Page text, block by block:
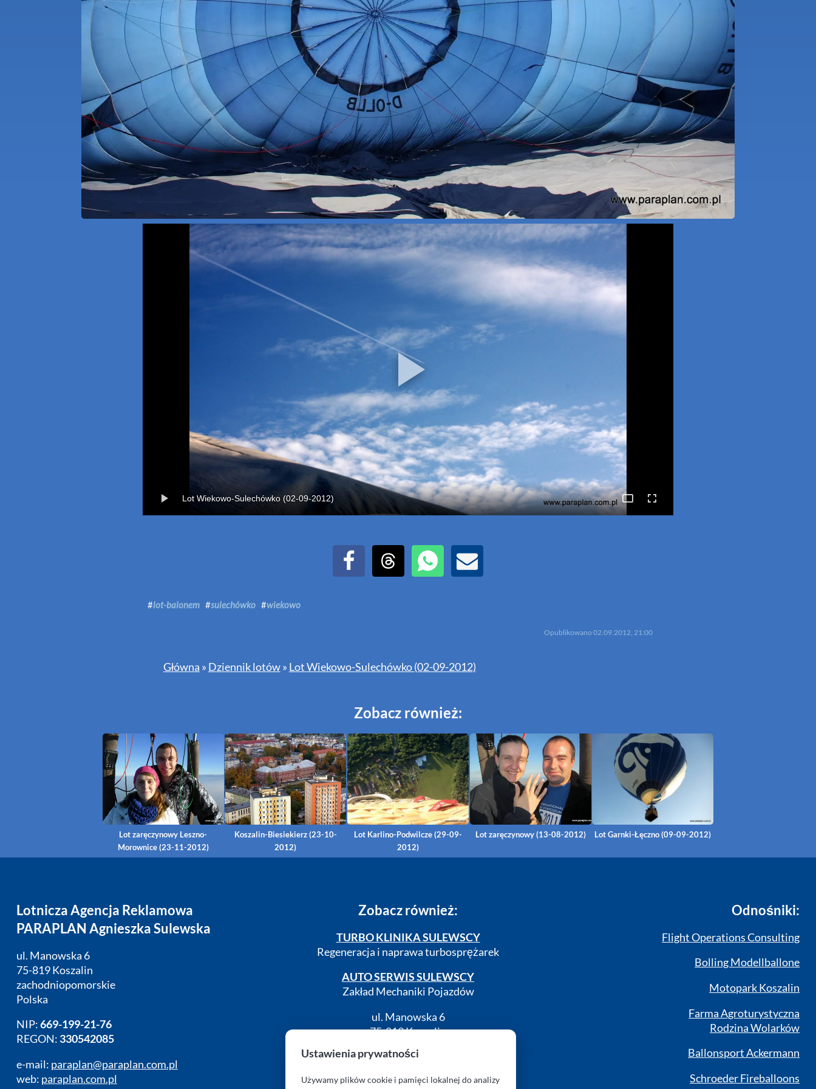
Lot Wiekowo-Sulechówko (02-09-2012)
#lot-balonem #sulechówko #wiekowo
Opublikowano02.09.2012, 21:00
Główna » Dziennik lotów » Lot Wiekowo-Sulechówko (02-09-2012)
Zobacz również:
Lot zaręczynowy Leszno-
Morownice (23-11-2012)
Koszalin-Biesiekierz (23-10-
2012)
Lot Karlino-Podwilcze (29-09-
2012)
Lot zaręczynowy (13-08-2012) Lot Garnki-Łęczno (09-09-2012)
Lotnicza Agencja Reklamowa
PARAPLAN Agnieszka Sulewska
ul. Manowska 6
75-819 Koszalin
zachodniopomorskie
Polska
NIP:669-199-21-76
REGON: 330542085
e-mail: paraplan@paraplan.com.pl
web: paraplan.com.pl
Zobacz również:
TURBO KLINIKA SULEWSCY
Regeneracja i naprawa turbosprężarek
AUTO SERWIS SULEWSCY
Zakład Mechaniki Pojazdów
ul. Manowska 6
75-819 Koszalin
zachodniopomorskie
Polska
turboklinika.com.pl
Odnośniki:
Flight Operations Consulting
Bolling Modellballone
Motopark Koszalin
Farma Agroturystyczna
Rodzina Wolarków
Ballonsport Ackermann
Schroeder Fireballoons
Ustawienia prywatności
Używamy plików cookie i pamięci lokalnej do analizy